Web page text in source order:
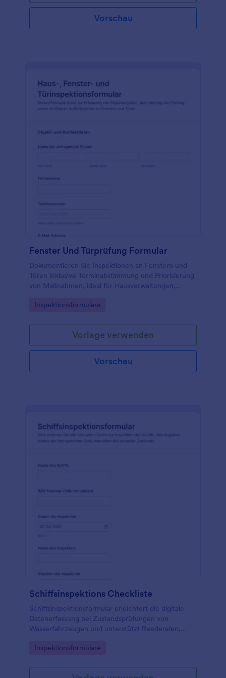
Vorschau
Fenster Und Türprüfung Formular
Dokumentieren Sie Inspektionen an Fenstern und
Türen inklusive Terminabstimmung und Priorisierung
von Maßnahmen, ideal für Hausverwaltungen,
zuverlässige Datenerfassung über eine
Go to Category:
Inspektionsformulare
Vorlage verwenden
Vorschau
Schiffsinspektions Checkliste
Schiffsinspektionsformular erleichtert die digitale
Datenerfassung bei Zustandsprüfungen von
Wasserfahrzeugen und unterstützt Reedereien,
Auswertung und Nachverfolgung von
Go to Category:
Inspektionsformulare